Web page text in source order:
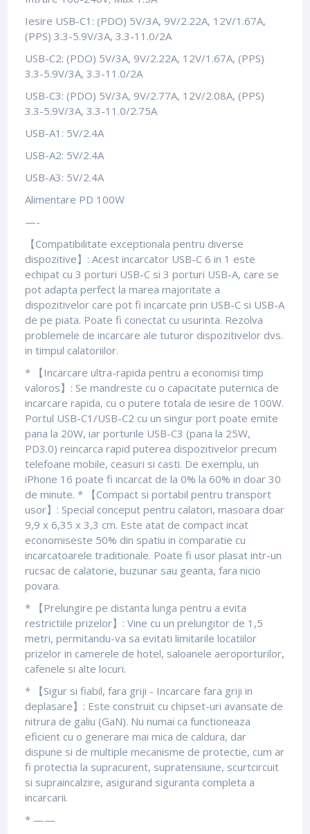
Iesire USB-C1: (PDO) 5V/3A, 9V/2.22A, 12V/1.67A,
(PPS) 3.3-5.9V/3A, 3.3-11.0/2A
USB-C2: (PDO) 5V/3A, 9V/2.22A, 12V/1.67A, (PPS)
3.3-5.9V/3A, 3.3-11.0/2A
USB-C3: (PDO) 5V/3A, 9V/2.77A, 12V/2.08A, (PPS)
3.3-5.9V/3A, 3.3-11.0/2.75A
USB-A1: 5V/2.4A
USB-A2: 5V/2.4A
USB-A3: 5V/2.4A
Alimentare PD 100W
—-
【Compatibilitate exceptionala pentru diverse
dispozitive】: Acest incarcator USB-C 6 in 1 este
echipat cu 3 porturi USB-C si 3 porturi USB-A, care se
pot adapta perfect la marea majoritate a
dispozitivelor care pot fi incarcate prin USB-C si USB-A
de pe piata. Poate fi conectat cu usurinta. Rezolva
problemele de incarcare ale tuturor dispozitivelor dvs.
in timpul calatoriilor.
* 【Incarcare ultra-rapida pentru a economisi timp
valoros】: Se mandreste cu o capacitate puternica de
incarcare rapida, cu o putere totala de iesire de 100W.
Portul USB-C1/USB-C2 cu un singur port poate emite
pana la 20W, iar porturile USB-C3 (pana la 25W,
PD3.0) reincarca rapid puterea dispozitivelor precum
telefoane mobile, ceasuri si casti. De exemplu, un
iPhone 16 poate fi incarcat de la 0% la 60% in doar 30
de minute. * 【Compact si portabil pentru transport
usor】: Special conceput pentru calatori, masoara doar
9,9 x 6,35 x 3,3 cm. Este atat de compact incat
economiseste 50% din spatiu in comparatie cu
incarcatoarele traditionale. Poate fi usor plasat intr-un
rucsac de calatorie, buzunar sau geanta, fara nicio
povara.
* 【Prelungire pe distanta lunga pentru a evita
restrictiile prizelor】: Vine cu un prelungitor de 1,5
metri, permitandu-va sa evitati limitarile locatiilor
prizelor in camerele de hotel, saloanele aeroporturilor,
cafenele si alte locuri.
* 【Sigur si fiabil, fara griji - Incarcare fara griji in
deplasare】: Este construit cu chipset-uri avansate de
nitrura de galiu (GaN). Nu numai ca functioneaza
eficient cu o generare mai mica de caldura, dar
dispune si de multiple mecanisme de protectie, cum ar
fi protectia la supracurent, supratensiune, scurtcircuit
si supraincalzire, asigurand siguranta completa a
incarcarii.
* ——